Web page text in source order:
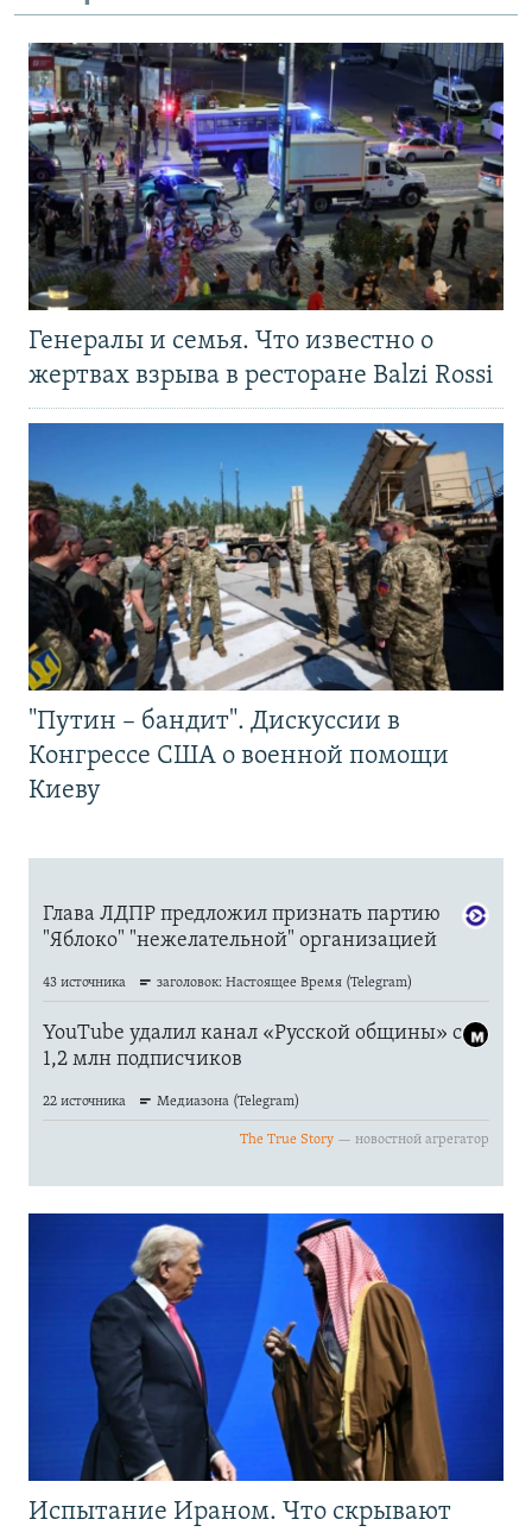
Генералы и семья. Что известно о
жертвах взрыва в ресторане Balzi Rossi
"Путин – бандит". Дискуссии в
Конгрессе США о военной помощи
Киеву
Испытание Ираном. Что скрывают